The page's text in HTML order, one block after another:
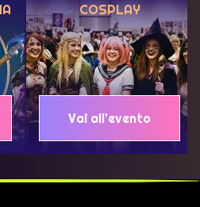
COSPLAY
Vai all'evento